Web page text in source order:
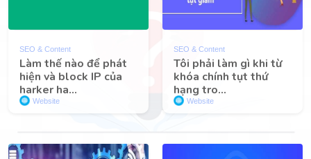
SEO & Content
Làm thế nào để phát
hiện và block IP của
harker ha...
Website
SEO & Content
Tôi phải làm gì khi từ
khóa chính tụt thứ
hạng tro...
Website